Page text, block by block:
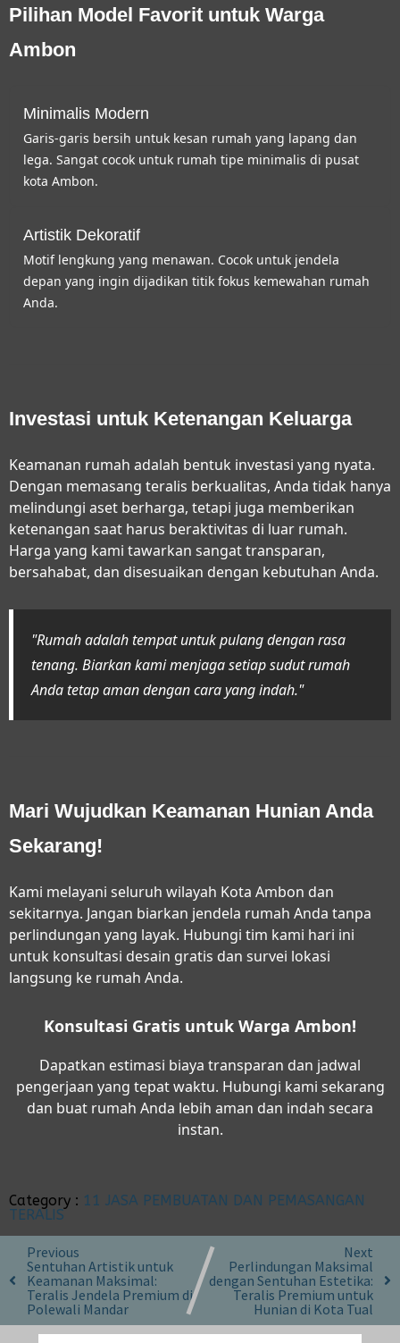
Pilihan Model Favorit untuk Warga
Ambon
Minimalis Modern
Garis-garis bersih untuk kesan rumah yang lapang dan
lega. Sangat cocok untuk rumah tipe minimalis di pusat
kota Ambon.
Artistik Dekoratif
Motif lengkung yang menawan. Cocok untuk jendela
depan yang ingin dijadikan titik fokus kemewahan rumah
Anda.
Investasi untuk Ketenangan Keluarga
Keamanan rumah adalah bentuk investasi yang nyata.
Dengan memasang teralis berkualitas, Anda tidak hanya
melindungi aset berharga, tetapi juga memberikan
ketenangan saat harus beraktivitas di luar rumah.
Harga yang kami tawarkan sangat transparan,
bersahabat, dan disesuaikan dengan kebutuhan Anda.
"Rumah adalah tempat untuk pulang dengan rasa
tenang. Biarkan kami menjaga setiap sudut rumah
Anda tetap aman dengan cara yang indah."
Mari Wujudkan Keamanan Hunian Anda
Sekarang!
Kami melayani seluruh wilayah Kota Ambon dan
sekitarnya. Jangan biarkan jendela rumah Anda tanpa
perlindungan yang layak. Hubungi tim kami hari ini
untuk konsultasi desain gratis dan survei lokasi
langsung ke rumah Anda.
Konsultasi Gratis untuk Warga Ambon!
Dapatkan estimasi biaya transparan dan jadwal
pengerjaan yang tepat waktu. Hubungi kami sekarang
dan buat rumah Anda lebih aman dan indah secara
instan.
Category : 11 JASA PEMBUATAN DAN PEMASANGAN
TERALIS
Previous
Sentuhan Artistik untuk
Keamanan Maksimal:
Teralis Jendela Premium di
Polewali Mandar
Next
Perlindungan Maksimal
dengan Sentuhan Estetika:
Teralis Premium untuk
Hunian di Kota Tual